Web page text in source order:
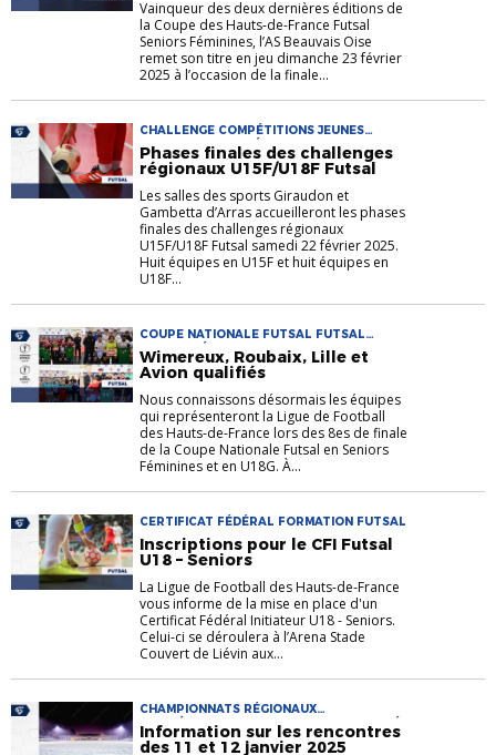
Vainqueur des deux dernières éditions de
la Coupe des Hauts-de-France Futsal
Seniors Féminines, l’AS Beauvais Oise
remet son titre en jeu dimanche 23 février
2025 à l’occasion de la finale...
CHALLENGE COMPÉTITIONS JEUNES
FUTSAL FUTSAL FÉMININ
Phases finales des challenges
régionaux U15F/U18F Futsal
Les salles des sports Giraudon et
Gambetta d’Arras accueilleront les phases
finales des challenges régionaux
U15F/U18F Futsal samedi 22 février 2025.
Huit équipes en U15F et huit équipes en
U18F...
COUPE NATIONALE FUTSAL FUTSAL
FUTSAL FÉMININ U18
Wimereux, Roubaix, Lille et
Avion qualifiés
Nous connaissons désormais les équipes
qui représenteront la Ligue de Football
des Hauts-de-France lors des 8es de finale
de la Coupe Nationale Futsal en Seniors
Féminines et en U18G. À...
CERTIFICAT FÉDÉRAL FORMATION FUTSAL
Inscriptions pour le CFI Futsal
U18 – Seniors
La Ligue de Football des Hauts-de-France
vous informe de la mise en place d'un
Certificat Fédéral Initiateur U18 - Seniors.
Celui-ci se déroulera à l’Arena Stade
Couvert de Liévin aux...
CHAMPIONNATS RÉGIONAUX
COMPÉTITIONS FUTSAL MATCH REPORTÉ
Information sur les rencontres
des 11 et 12 janvier 2025